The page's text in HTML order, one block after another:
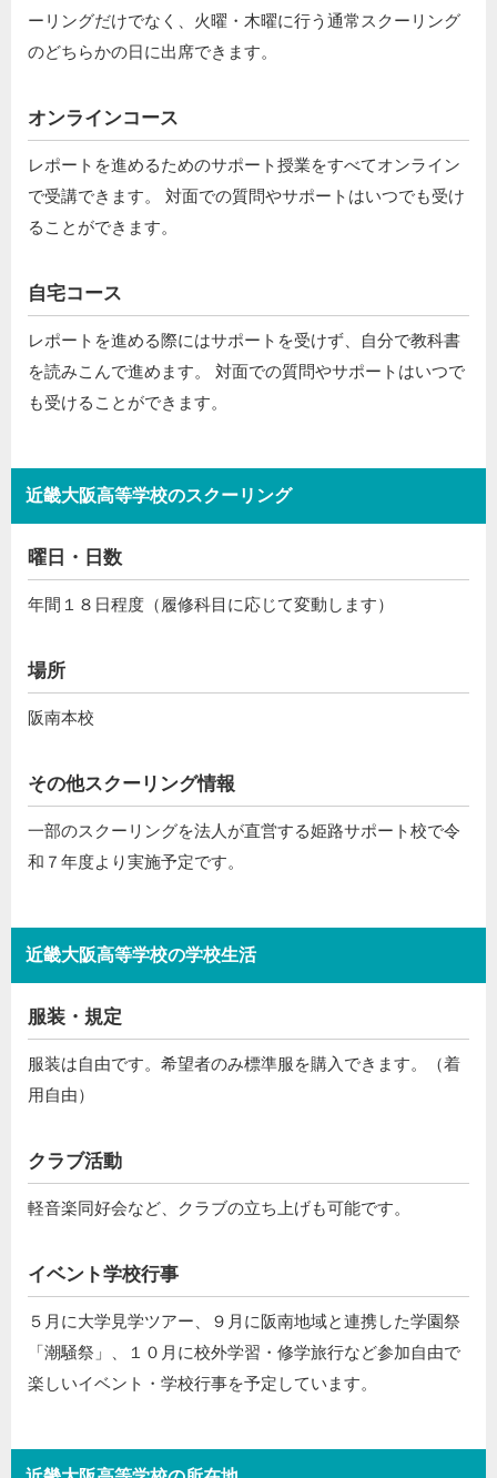
ーリングだけでなく、火曜・木曜に行う通常スクーリング
のどちらかの日に出席できます。
オンラインコース
レポートを進めるためのサポート授業をすべてオンライン
で受講できます。 対面での質問やサポートはいつでも受け
ることができます。
自宅コース
レポートを進める際にはサポートを受けず、自分で教科書
を読みこんで進めます。 対面での質問やサポートはいつで
も受けることができます。
近畿大阪高等学校のスクーリング
曜日・日数
年間１８日程度（履修科目に応じて変動します）
場所
阪南本校
その他スクーリング情報
一部のスクーリングを法人が直営する姫路サポート校で令
和７年度より実施予定です。
近畿大阪高等学校の学校生活
服装・規定
服装は自由です。希望者のみ標準服を購入できます。（着
用自由）
クラブ活動
軽音楽同好会など、クラブの立ち上げも可能です。
イベント学校行事
５月に大学見学ツアー、９月に阪南地域と連携した学園祭
「潮騒祭」、１０月に校外学習・修学旅行など参加自由で
楽しいイベント・学校行事を予定しています。